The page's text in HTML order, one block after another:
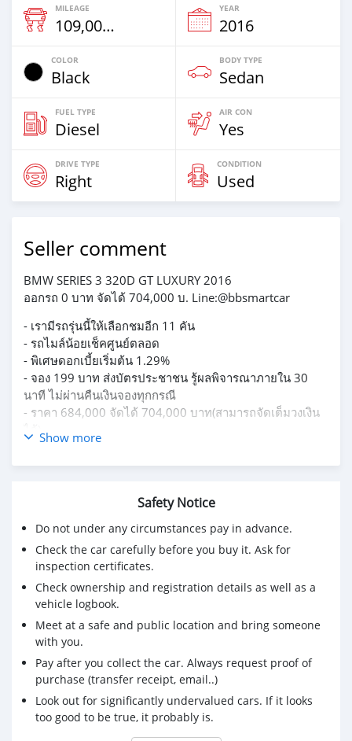
MILEAGE
109,000 Km
YEAR
2016
COLOR
Black
BODY TYPE
Sedan
FUEL TYPE
Diesel
AIR CON
Yes
DRIVE TYPE
Right
CONDITION
Used
Seller comment
BMW SERIES 3 320D GT LUXURY 2016
ออกรถ 0 บาท จัดได้ 704,000 บ. Line:@bbsmartcar
- เรามีรถรุ่นนี้ให้เลือกชมอีก 11 คัน
- รถไมล์น้อยเช็คศูนย์ตลอด
- พิเศษดอกเบี้ยเริ่มต้น 1.29%
- จอง 199 บาท ส่งบัตรประชาชน รู้ผลพิจารณาภายใน 30
นาที ไม่ผ่านคืนเงินจองทุกกรณี
- ราคา 684,000 จัดได้ 704,000 บาท(สามารถจัดเต็มวงเงิน
- มีรถให้เลือกมากกว่า 1,600 คัน
- รับประกันคุณภาพ ไม่พอใจยินดีคืนเงินภายใน 14วัน ที่เดียว
- ซื้อรถกับ BB พร้อมให้คำปรึกษา แก้ทุกปัญหา ให้ทุกเรื่อง
- BB Care Plus รับประกันหลังการขาย สูงสุด 2 ปี หรือ
20,000 km.
รหัสรถ 3A643 ราคา 684,000 บ. ผ่อนเพียง 13,834 บ.
Brand. : BMW Year. : 2016
Model. : SERIES 3 Grade. : 320D GT LUXURY
Engine. : 2000 CC Type : ดีเซล
Gearbox : AT Color. : ดำ
Mileage. : 109,XXX km.
(ซื้อสด ราคานี้ยังไม่รวมค่าดำเนินการ 10,000 บ.)
- Price. 684,000 บาท
ยอดจัด : 694,000 บาท
Show more
Safety Notice
Do not under any circumstances pay in advance.
Check the car carefully before you buy it. Ask for
inspection certificates.
Check ownership and registration details as well as a
vehicle logbook.
Meet at a safe and public location and bring someone
with you.
Pay after you collect the car. Always request proof of
purchase (transfer receipt, email..)
Look out for significantly undervalued cars. If it looks
too good to be true, it probably is.